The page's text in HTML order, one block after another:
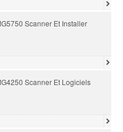
Scanner Et Installer
Scanner Et Logiciels